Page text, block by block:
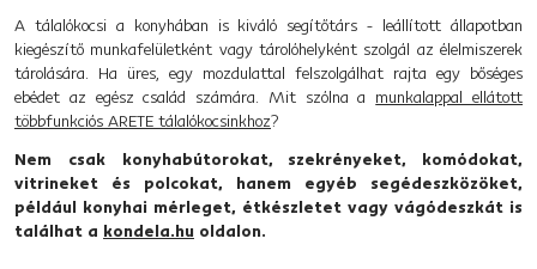
A tálalókocsi a konyhában is kiváló segítőtárs - leállított állapotban
kiegészítő munkafelületként vagy tárolóhelyként szolgál az élelmiszerek
tárolására. Ha üres, egy mozdulattal felszolgálhat rajta egy bőséges
ebédet az egész család számára. Mit szólna a munkalappal ellátott
többfunkciós ARETE tálalókocsinkhoz?
Nem csak konyhabútorokat, szekrényeket, komódokat,
vitrineket és polcokat, hanem egyéb segédeszközöket,
például konyhai mérleget, étkészletet vagy vágódeszkát is
találhat a kondela.hu oldalon.